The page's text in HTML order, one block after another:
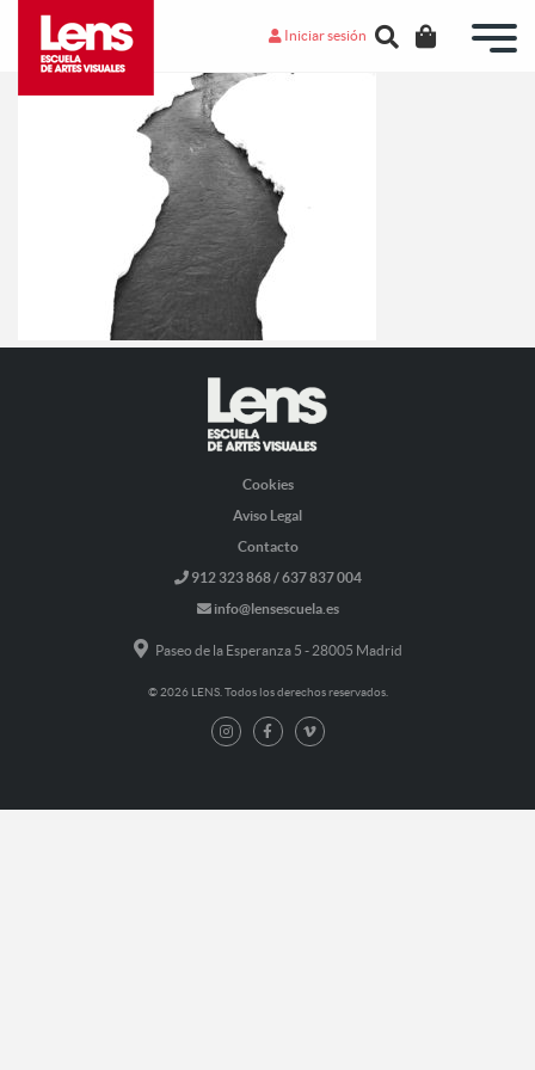
Iniciar sesión
Cookies
Aviso Legal
Contacto
912 323 868 / 637 837 004
info@lensescuela.es
Paseo de la Esperanza 5 - 28005 Madrid
© 2026 LENS. Todos los derechos reservados.